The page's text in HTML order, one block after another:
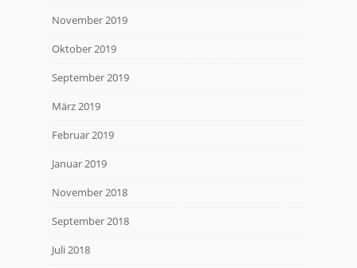
November 2019
Oktober 2019
September 2019
März 2019
Februar 2019
Januar 2019
November 2018
September 2018
Juli 2018